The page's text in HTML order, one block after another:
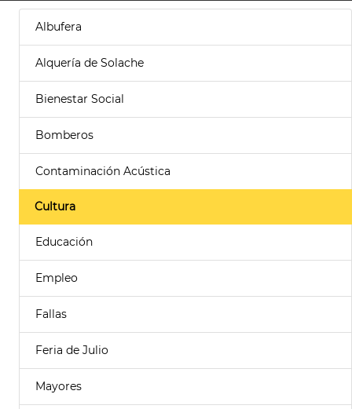
Albufera
Alquería de Solache
Bienestar Social
Bomberos
Contaminación Acústica
Cultura
Educación
Empleo
Fallas
Feria de Julio
Mayores